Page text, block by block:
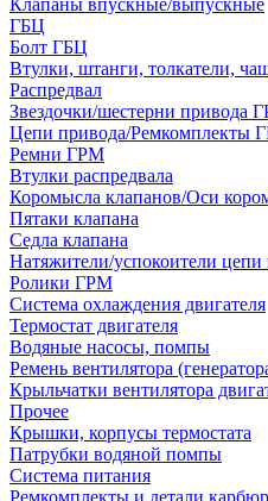
Клапаны впускные/выпускные
ГБЦ
Болт ГБЦ
Втулки, штанги, толкатели,
Распредвал
Звездочки/шестерни привода
Цепи привода/Ремкомплекты
Ремни ГРМ
Втулки распредвала
Коромысла клапанов/Оси
Пятаки клапана
Седла клапана
Натяжители/успокоители
Ролики ГРМ
Система охлаждения двигателя
Термостат двигателя
Водяные насосы, помпы
Ремень вентилятора
Крыльчатки вентилятора
Прочее
Крышки, корпусы термостата
Патрубки водяной помпы
Система питания
Ремкомплекты и детали